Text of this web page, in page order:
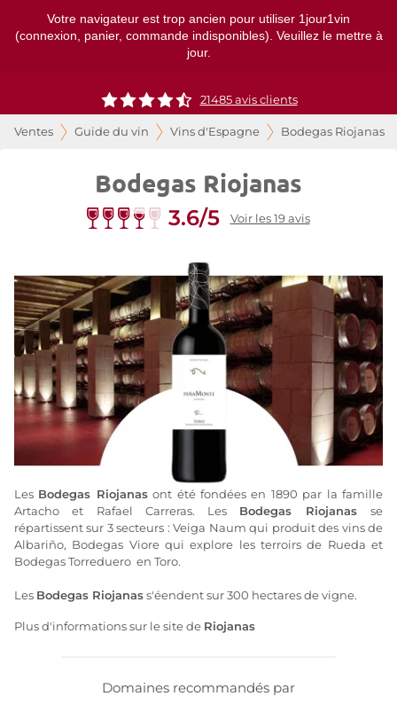
Votre navigateur est trop ancien pour utiliser 1jour1vin
(connexion, panier, commande indisponibles). Veuillez le mettre à
jour.
21485avis clients
Ventes Guide du vin Vins d'Espagne Bodegas Riojanas
Bodegas Riojanas
3.6/5 Voir les 19 avis
Les Bodegas Riojanasont été fondées en 1890 par la famille
Artacho et Rafael Carreras. Les Bodegas Riojanasse
répartissent sur 3 secteurs : Veiga Naum qui produit des vins de
Albariño, Bodegas Viore qui explore les terroirs de Rueda et
Bodegas Torreduero en Toro.
Les Bodegas Riojanas s'éendent sur 300 hectares de vigne.
Plus d'informations sur le site de Riojanas
Domaines recommandés par